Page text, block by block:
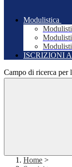
Modulistica
ISCRIZIONI
Campo di ricerca per
Home >